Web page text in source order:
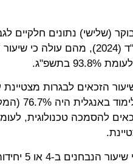
(שלישי) נתונים חלקיים
בשנת הלימודים תשפ"ד (2024),
עוד